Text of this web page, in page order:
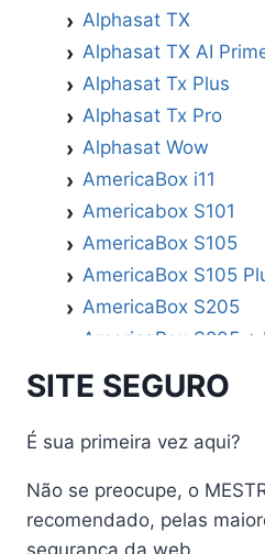
Alphasat TX
Alphasat TX AI
Alphasat Tx Plus
Alphasat Tx Pro
Alphasat Wow
AmericaBox i11
Americabox S101
AmericaBox S105
AmericaBox S105
AmericaBox S205
AmericaBox S205 +
AmericaBox S305 GX
AmericaBox S305
AmericaBox S705
Athomics
Athomics Active
SITE SEGURO
É sua primeira vez aqui?
Não se preocupe, o
recomendado, pelas